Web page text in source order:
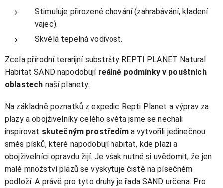
Stimuluje přirozené chování (zahrabávání, kladení
vajec).
Skvělá tepelná vodivost.
Zcela přírodní terarijní substráty REPTI PLANET Natural
Habitat SAND napodobují reálné podmínky v pouštních
oblastech naší planety.
Na základně poznatků z expedic Repti Planet a výprav za
plazy a obojživelníky celého světa jsme se nechali
inspirovat skutečným prostředíma vytvořili jedinečnou
směs písků, které napodobují habitat, kde plazi a
obojživelníci opravdu žijí. Je však nutné si uvědomit, že jen
malé množství plazů se vyskytuje čistě na písečném
podloží. A právě pro tyto druhy je řada SAND určena. Pro